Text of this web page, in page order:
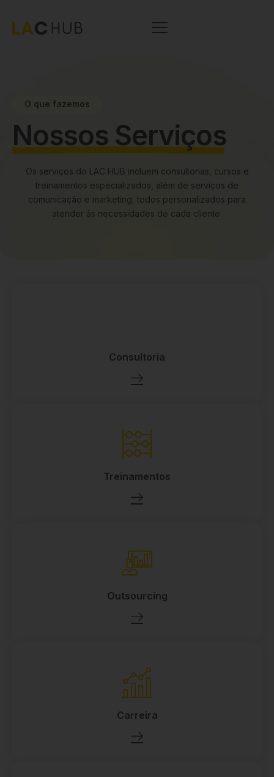
O que fazemos
Nossos Serviços
Os serviços do LAC HUB incluem consultorias, cursos e
treinamentos especializados, além de serviços de
comunicação e marketing, todos personalizados para
atender às necessidades de cada cliente.
Consultoria
Treinamentos
Outsourcing
Carreira